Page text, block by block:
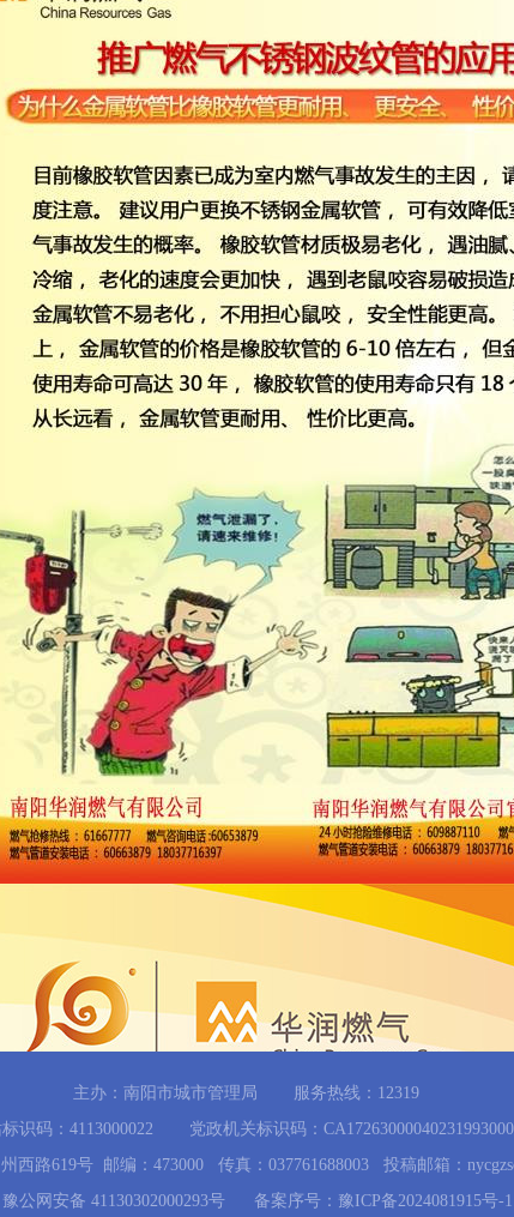
主办：南阳市城市管理局 服务热线：12319
标识码：4113000022 党政机关标识码：
西路619号 邮编：473000 传真：037761688003 投稿邮箱：
公网安备 41130302000293号
备案序号：豫ICP备2024081915号-1